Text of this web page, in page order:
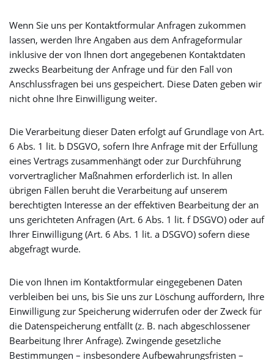
Wenn Sie uns per Kontaktformular Anfragen zukommen
lassen, werden Ihre Angaben aus dem Anfrageformular
inklusive der von Ihnen dort angegebenen Kontaktdaten
zwecks Bearbeitung der Anfrage und für den Fall von
Anschlussfragen bei uns gespeichert. Diese Daten geben wir
nicht ohne Ihre Einwilligung weiter.
Die Verarbeitung dieser Daten erfolgt auf Grundlage von Art.
6 Abs. 1 lit. b DSGVO, sofern Ihre Anfrage mit der Erfüllung
eines Vertrags zusammenhängt oder zur Durchführung
vorvertraglicher Maßnahmen erforderlich ist. In allen
übrigen Fällen beruht die Verarbeitung auf unserem
berechtigten Interesse an der effektiven Bearbeitung der an
uns gerichteten Anfragen (Art. 6 Abs. 1 lit. f DSGVO) oder auf
Ihrer Einwilligung (Art. 6 Abs. 1 lit. a DSGVO) sofern diese
abgefragt wurde.
Die von Ihnen im Kontaktformular eingegebenen Daten
verbleiben bei uns, bis Sie uns zur Löschung auffordern, Ihre
Einwilligung zur Speicherung widerrufen oder der Zweck für
die Datenspeicherung entfällt (z. B. nach abgeschlossener
Bearbeitung Ihrer Anfrage). Zwingende gesetzliche
Bestimmungen – insbesondere Aufbewahrungsfristen –